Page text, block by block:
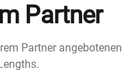
Partner
Partner angebotenen